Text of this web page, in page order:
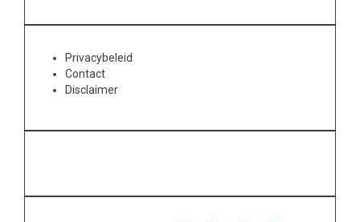
Privacybeleid
Contact
Disclaimer